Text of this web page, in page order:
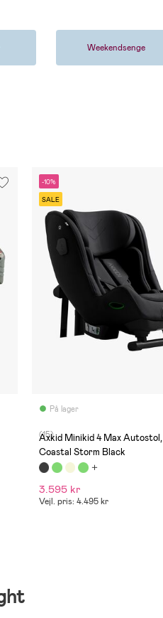
Weekendsenge
-10%
SALE
På lager
(15)
Axkid Minikid 4 Max Autostol,
Coastal Storm Black
3.595 kr
Vejl. pris: 4.495 kr